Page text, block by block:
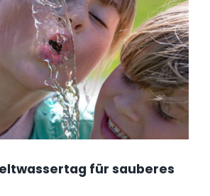
für sauberes